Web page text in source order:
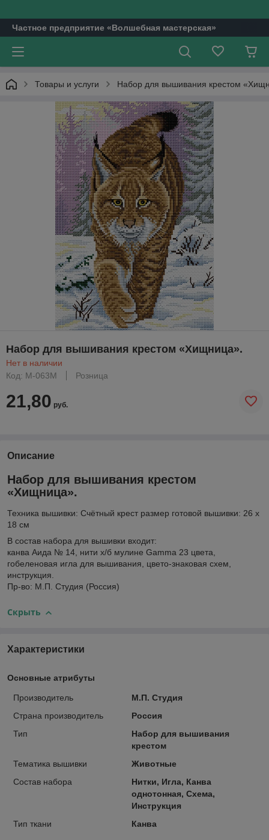
Частное предприятие «Волшебная мастерская»
Товары и услуги Набор для вышивания крестом
Набор для вышивания крестом «Хищница».
Нет в наличии
Код: М-063M
Розница
21,80 руб.
Описание
Набор для вышивания крестом
«Хищница».
Техника вышивки: Счётный крест размер готовой вышивки: 26 х
18 см
В состав набора для вышивки входит:
канва Аида № 14, нити х/б мулине Gamma 23 цвета,
гобеленовая игла для вышивания, цвето-знаковая схем,
инструкция.
Пр-во: М.П. Студия (Россия)
Скрыть
Характеристики
Основные атрибуты
Производитель
М.П. Студия
Страна производитель
Россия
Тип
Набор для вышивания
крестом
Тематика вышивки
Животные
Состав набора
Нитки, Игла, Канва
однотонная, Схема,
Инструкция
Тип ткани
Канва